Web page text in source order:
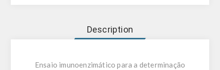
Description
Ensaio imunoenzimático para a determinação